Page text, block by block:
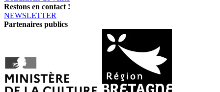
Restons en contact !
NEWSLETTER
Partenaires publics